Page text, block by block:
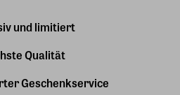
und limitiert
Qualität
Geschenkservice